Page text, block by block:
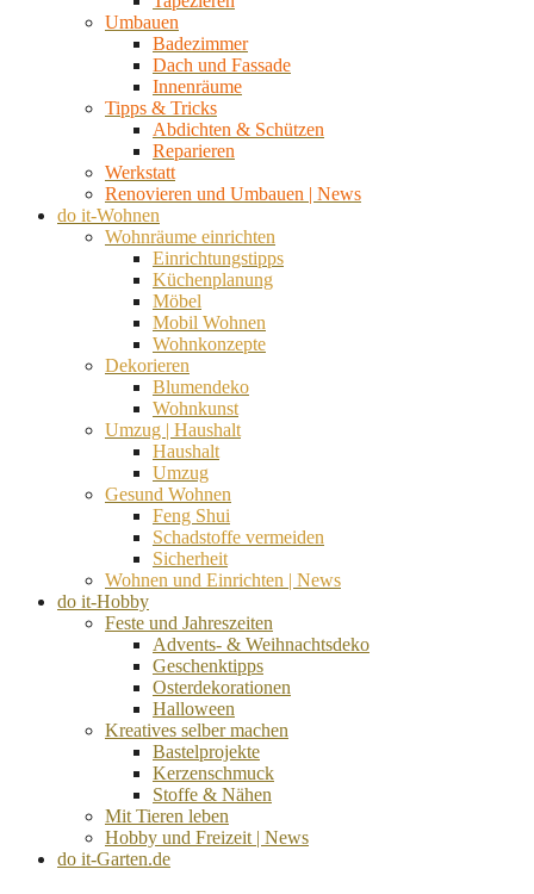
Umbauen
Badezimmer
Dach und Fassade
Innenräume
Tipps & Tricks
Abdichten & Schützen
Reparieren
Werkstatt
Renovieren und Umbauen | News
do it-Wohnen
Wohnräume einrichten
Einrichtungstipps
Küchenplanung
Möbel
Mobil Wohnen
Wohnkonzepte
Dekorieren
Blumendeko
Wohnkunst
Umzug | Haushalt
Haushalt
Umzug
Gesund Wohnen
Feng Shui
Schadstoffe vermeiden
Sicherheit
Wohnen und Einrichten | News
do it-Hobby
Feste und Jahreszeiten
Advents- & Weihnachtsdeko
Geschenktipps
Osterdekorationen
Halloween
Kreatives selber machen
Bastelprojekte
Kerzenschmuck
Stoffe & Nähen
Mit Tieren leben
Hobby und Freizeit | News
do it-Garten.de